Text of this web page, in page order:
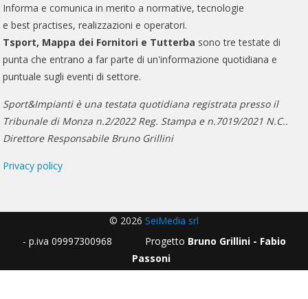
Informa e comunica in merito a normative, tecnologie
e best practises, realizzazioni e operatori.
Tsport, Mappa dei Fornitori e Tutterba sono tre testate di
punta che entrano a far parte di un'informazione quotidiana e
puntuale sugli eventi di settore.
Sport&Impianti è una testata quotidiana registrata presso il
Tribunale di Monza n.2/2022 Reg. Stampa e n.7019/2021 N.C..
Direttore Responsabile Bruno Grillini
Privacy policy
© 2026 SeiMedia srl
- p.iva 09997300968 Progetto Bruno Grillini - Fabio
Passoni